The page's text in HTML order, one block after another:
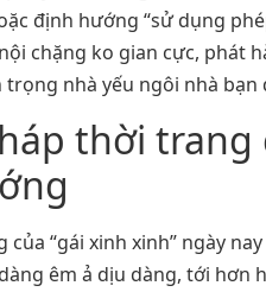
định hướng “sử dụng
chặng ko gian cực,
trọng nhà yếu ngôi nhà
thời trang
“gái xinh xinh” ngày
êm ả dịu dàng, tới